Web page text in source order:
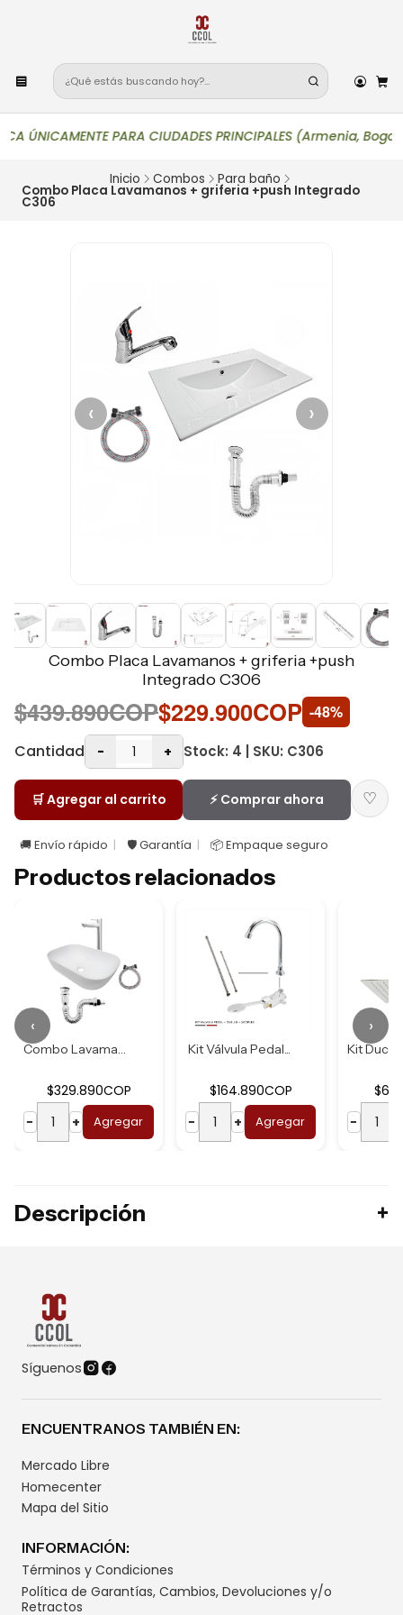
ÚNICAMENTE PARA CIUDADES PRINCIPALES (Armenia,
Inicio Combos Para baño
Combo Placa Lavamanos + griferia +push Integrado
C306
‹ ›
Combo Placa Lavamanos + griferia +push
Integrado C306
$439.890COP$229.900COP -48%
Cantidad
- + Stock: 4 | SKU: C306
🛒 Agregar al carrito ⚡ Comprar ahora ♡
🚚 Envío rápido 🛡️ Garantía 📦 Empaque seguro
Productos relacionados
Combo Lavamanos B...
$329.890COP
−
+ Agregar
Kit Válvula Pedal...
$164.890COP
−
+ Agregar
−
‹ ›
Descripción
Síguenos
ENCUENTRANOS TAMBIÉN EN:
Mercado Libre
Homecenter
Mapa del Sitio
INFORMACIÓN:
Términos y Condiciones
Política de Garantías, Cambios, Devoluciones y/o
Retractos